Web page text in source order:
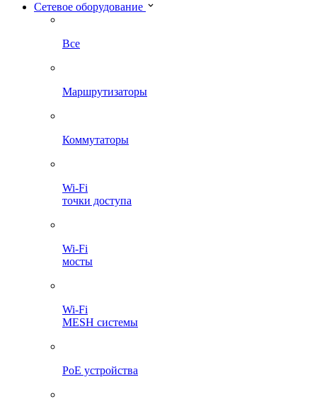
Сетевое оборудование
Все
Маршрутизаторы
Коммутаторы
Wi-Fi
точки доступа
Wi-Fi
мосты
Wi-Fi
MESH системы
PoE устройства